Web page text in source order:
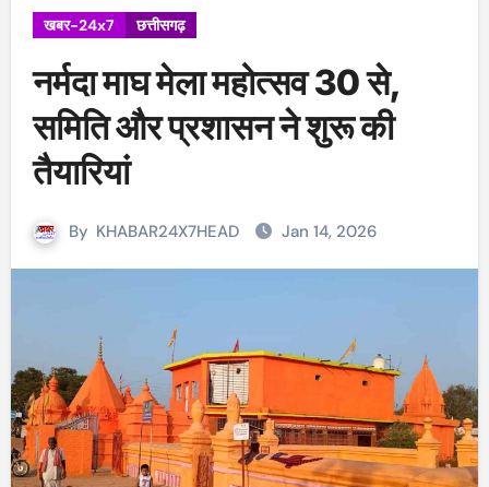
खबर-24x7 छत्तीसगढ़
नर्मदा माघ मेला महोत्सव 30 से,
समिति और प्रशासन ने शुरू की
तैयारियां
By KHABAR24X7HEAD Jan 14, 2026